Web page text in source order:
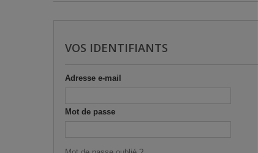
VOS IDENTIFIANTS
Adresse e-mail
Mot de passe